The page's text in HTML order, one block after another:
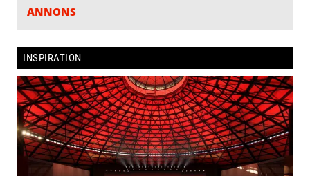
ANNONS
INSPIRATION